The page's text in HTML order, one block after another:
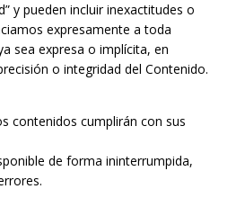
y pueden incluir inexactitudes o
expresamente a toda
sea expresa o implícita, en
o integridad del Contenido.
contenidos cumplirán con sus
de forma ininterrumpida,